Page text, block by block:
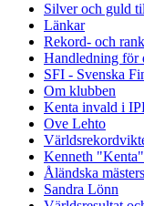
Silver och guld
Länkar
Rekord- och
Handledning för
SFI - Svenska
Om klubben
Kenta invald i
Ove Lehto
Kenneth
Åländska
Sandra Lönn